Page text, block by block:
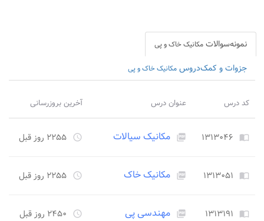
نمونه‌سوالات مکانیک خاک و پی
جزوات و کمک‌دروس مکانیک خاک و پی
کد درس عنوان درس آخرین بروزرسانی
import_contacts ۱۳۱۳۰۴۶ picture_as_pdf مکانیک سیالات access_time ۲۲۵۵ روز قبل
import_contacts ۱۳۱۳۰۵۱ picture_as_pdf مکانیک خاک access_time ۲۲۵۵ روز قبل
import_contacts ۱۳۱۳۱۹۱ picture_as_pdf مهندسی پی access_time ۲۴۵۰ روز قبل